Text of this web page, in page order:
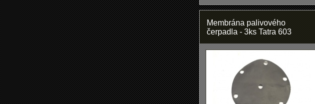
Membrána palivového
čerpadla - 3ks Tatra 603